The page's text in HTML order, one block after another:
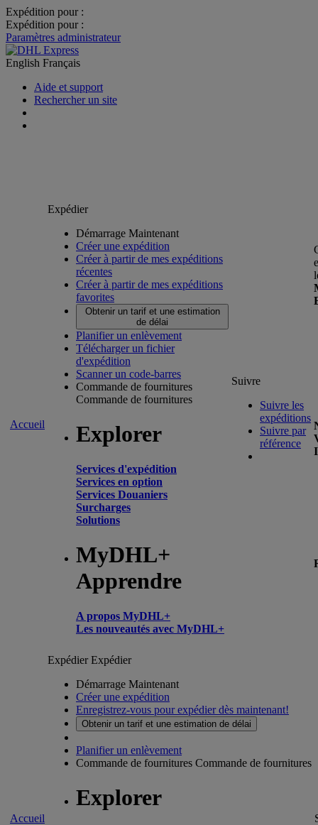
Expédition pour :
Expédition pour :
Paramètres administrateur
English Français
Aide et support
Rechercher un site
Accueil
Expédier
Démarrage Maintenant
Créer une expédition
Créer à partir de mes expéditions
récentes
Créer à partir de mes expéditions
favorites
Obtenir un tarif et une estimation
de délai
Planifier un enlèvement
Télécharger un fichier
d'expédition
Scanner un code-barres
Commande de fournitures
Commande de fournitures
Explorer
Services d'expédition
Services en option
Services Douaniers
Surcharges
Solutions
MyDHL+
Apprendre
A propos MyDHL+
Les nouveautés avec MyDHL+
Suivre
Suivre les
expéditions
Suivre par
référence
Accueil
ExpédierExpédier
Démarrage Maintenant
Créer une expédition
Enregistrez-vous pour expédier dès maintenant!
Obtenir un tarif et une estimation de délai
Planifier un enlèvement
Commande de fournitures Commande de fournitures
Explorer